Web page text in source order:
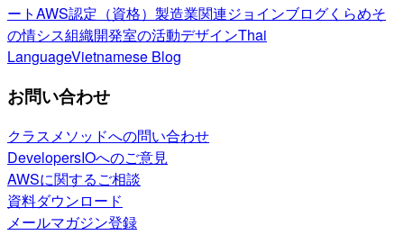
ートAWS認定（資格） 製造業関連ジョインブログくらめそ
の情シス組織開発室の活動デザインThai
LanguageVietnamese Blog
お問い合わせ
クラスメソッドへの問い合わせ
DevelopersIOへのご意見
AWSに関するご相談
資料ダウンロード
メールマガジン登録